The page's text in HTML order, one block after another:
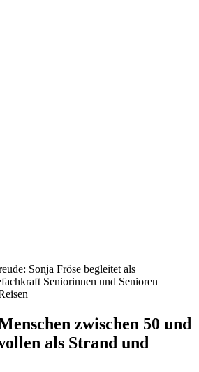
Sonja Fröse begleitet als
Seniorinnen und Senioren
zwischen 50 und
als Strand und